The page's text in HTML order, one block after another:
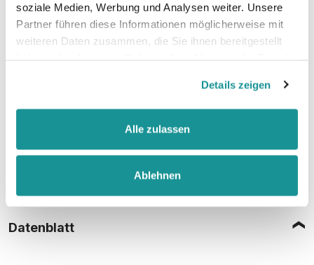
soziale Medien, Werbung und Analysen weiter. Unsere
Partner führen diese Informationen möglicherweise mit
weiteren Daten zusammen, die Sie ihnen bereitgestellt
Details zeigen
Alle zulassen
Ablehnen
PETA-Vegan, WRAP, faire Arbeitsbedingungen,
REACH, Sedex
Datenblatt